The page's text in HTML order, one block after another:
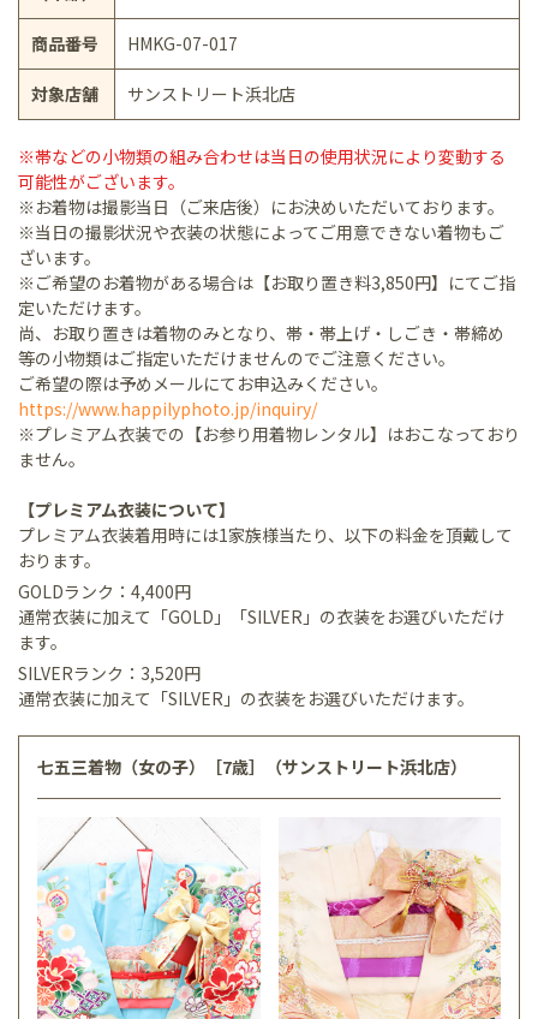
商品番号 HMKG-07-017
対象店舗 サンストリート浜北店
※帯などの小物類の組み合わせは当日の使用状況により変動する
可能性がございます。
※お着物は撮影当日（ご来店後）にお決めいただいております。
※当日の撮影状況や衣装の状態によってご用意できない着物もご
ざいます。
※ご希望のお着物がある場合は【お取り置き料3,850円】にてご指
定いただけます。
尚、お取り置きは着物のみとなり、帯・帯上げ・しごき・帯締め
等の小物類はご指定いただけませんのでご注意ください。
ご希望の際は予めメールにてお申込みください。
https://www.happilyphoto.jp/inquiry/
※プレミアム衣装での【お参り用着物レンタル】はおこなっており
ません。
【プレミアム衣装について】
プレミアム衣装着用時には1家族様当たり、以下の料金を頂戴して
おります。
GOLDランク：4,400円
通常衣装に加えて「GOLD」「SILVER」の衣装をお選びいただけ
ます。
SILVERランク：3,520円
通常衣装に加えて「SILVER」の衣装をお選びいただけます。
七五三着物（女の子）［7歳］（サンストリート浜北店）